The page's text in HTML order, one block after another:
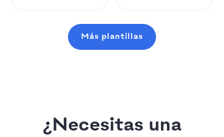
Más plantillas
¿Necesitas una